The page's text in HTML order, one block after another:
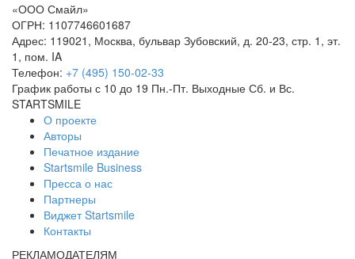
«ООО Смайл»
ОГРН: 1107746601687
Адрес: 119021 , Москва, бульвар Зубовский, д. 20-23, стр. 1, эт.
1, пом. IA
Телефон: +7 (495) 150-02-33
График работы с 10 до 19 Пн.-Пт. Выходные Сб. и Вс.
STARTSMILE
О проекте
Авторы
Печатное издание
Startsmile Business
Пресса о нас
Партнеры
Виджет Startsmile
Контакты
РЕКЛАМОДАТЕЛЯМ